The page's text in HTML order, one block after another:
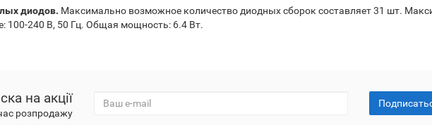
диодов. Максимально возможное количество диодных сборок составляет 31 шт.
100-240 В, 50 Гц. Общая мощность: 6.4 Вт.
на акції
розпродажу